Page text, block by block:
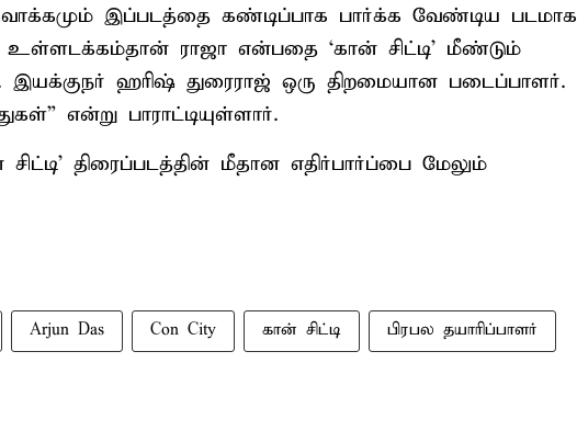
இப்படத்தை கண்டிப்பாக பார்க்க வேண்டிய படமாக
உள்ளடக்கம்தான் ராஜா என்பதை ‘கான் சிட்டி’ மீண்டும்
இயக்குநர் ஹரிஷ் துரைராஜ் ஒரு திறமையான படைப்பாளர்.
என்று பாராட்டியுள்ளார்.
சிட்டி’ திரைப்படத்தின் மீதான எதிர்பார்ப்பை மேலும்
Arjun Das Con City கான் சிட்டி பிரபல தயாரிப்பாளர்